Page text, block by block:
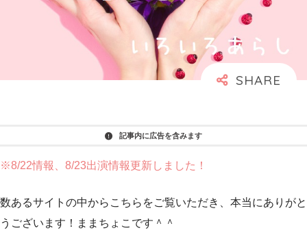
記事内に広告を含みます
※8/22情報、8/23出演情報更新しました！
数あるサイトの中からこちらをご覧いただき、本当にありがと
うございます！ままちょこです＾＾